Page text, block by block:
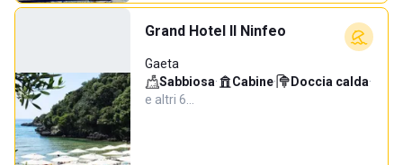
Grand Hotel Il Ninfeo
Gaeta
Sabbiosa· Cabine· Doccia calda·
e altri 6…